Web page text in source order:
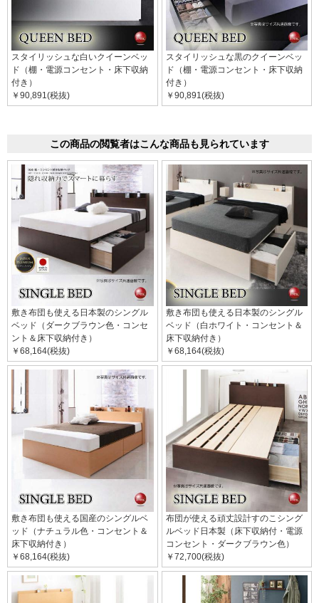
スタイリッシュな白いクイーンベッ
ド（棚・電源コンセント・床下収納
付き）
￥90,891(税抜)
スタイリッシュな黒のクイーンベッ
ド（棚・電源コンセント・床下収納
付き）
￥90,891(税抜)
この商品の閲覧者はこんな商品も見られています
敷き布団も使える日本製のシングル
ベッド（ダークブラウン色・コンセ
ント＆床下収納付き）
￥68,164(税抜)
敷き布団も使える日本製のシングル
ベッド（白ホワイト・コンセント＆
床下収納付き）
￥68,164(税抜)
敷き布団も使える国産のシングルベ
ッド（ナチュラル色・コンセント＆
床下収納付き）
￥68,164(税抜)
布団が使える頑丈設計すのこシング
ルベッド日本製（床下収納付・電源
コンセント・ダークブラウン色）
￥72,700(税抜)